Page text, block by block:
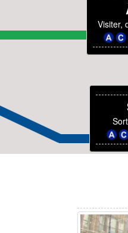
Visiter,